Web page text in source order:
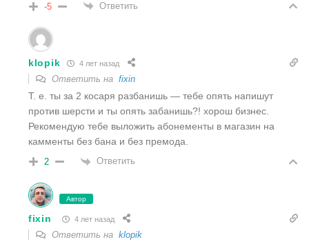
-5 Ответить
klopik 4 лет назад
Ответить на fixin
Т. е. ты за 2 косаря разбанишь — тебе опять напишут
против шерсти и ты опять забанишь?! хорош бизнес.
Рекомендую тебе выложить абонементы в магазин на
камменты без бана и без премода.
2 Ответить
Автор
fixin 4 лет назад
Ответить на klopik